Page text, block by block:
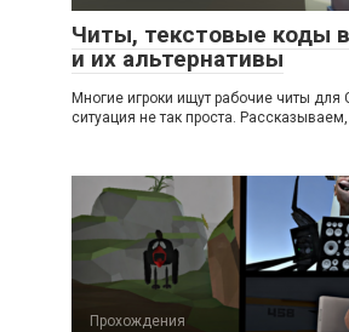
Читы, текстовые коды
и их альтернативы
Многие игроки ищут рабочие читы для
ситуация не так проста. Рассказываем,
Прохождения